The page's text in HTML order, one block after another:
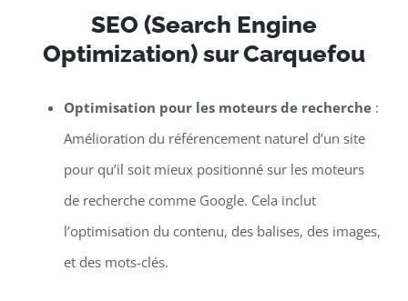
SEO (Search Engine
Optimization) sur Carquefou
Optimisation pour les moteurs de recherche:
Amélioration du référencement naturel d’un site
pour qu’il soit mieux positionné sur les moteurs
de recherche comme Google. Cela inclut
l’optimisation du contenu, des balises, des images,
et des mots-clés.